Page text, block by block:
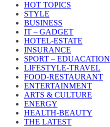
HOT TOPICS
STYLE
BUSINESS
IT – GADGET
HOTEL-ESTATE
INSURANCE
SPORT – EDUACATION
LIFESTYLE​-TRAVEL​
FOOD-RESTAURANT
ENTERTAINMENT
ARTS & CULTURE
ENERGY
HEALTH​-BEAUTY
THE LATEST